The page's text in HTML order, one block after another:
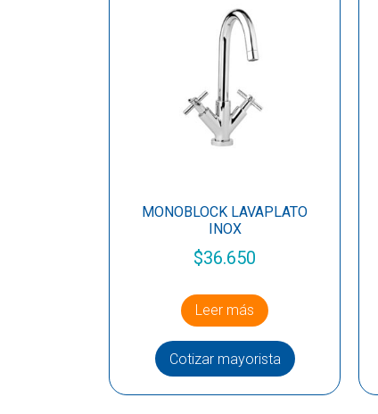
MONOBLOCK LAVAPLATO
INOX
$36.650
Leer más
Cotizar mayorista